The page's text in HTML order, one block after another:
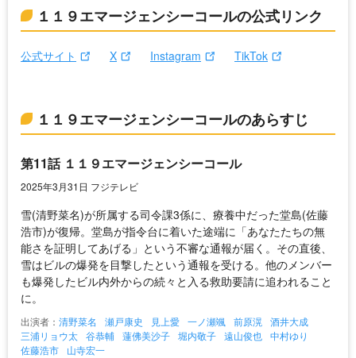
１１９エマージェンシーコールの公式リンク
公式サイト X Instagram TikTok
１１９エマージェンシーコールのあらすじ
第11話 １１９エマージェンシーコール
2025年3月31日 フジテレビ
雪(清野菜名)が所属する司令課3係に、療養中だった堂島(佐藤
浩市)が復帰。堂島が指令台に着いた途端に「あなたたちの無
能さを証明してあげる」という不審な通報が届く。その直後、
雪はビルの爆発を目撃したという通報を受ける。他のメンバー
も爆発したビル内外からの続々と入る救助要請に追われること
に。
出演者： 清野菜名 瀬戸康史 見上愛 一ノ瀬颯 前原滉
酒井大成
三浦リョウ太 谷恭輔 蓮佛美沙子 堀内敬子 遠山俊也 中村ゆり
佐藤浩市
山寺宏一